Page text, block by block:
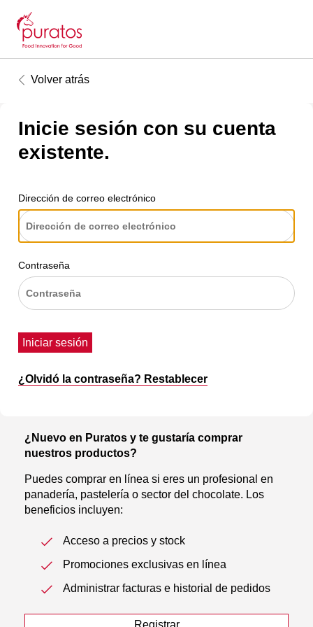
Volver atrás
Inicie sesión con su cuenta
existente.
Dirección de correo electrónico
Contraseña
Iniciar sesión
¿Olvidó la contraseña? Restablecer
¿Nuevo en Puratos y te gustaría comprar
nuestros productos?
Puedes comprar en línea si eres un profesional en
panadería, pastelería o sector del chocolate. Los
beneficios incluyen:
Acceso a precios y stock
Promociones exclusivas en línea
Administrar facturas e historial de pedidos